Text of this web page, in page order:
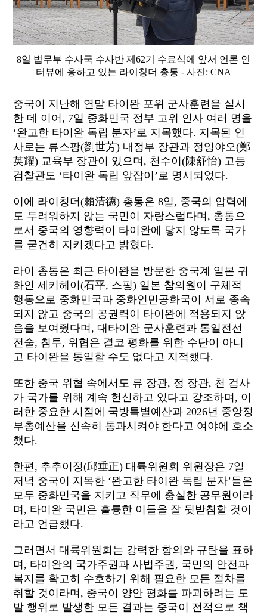
8일 법무부 수사국 수사반 제62기 수료식에 앞서 언론 인
터뷰에 응하고 있는 라이칭더 총통 - 사진: CNA
중국이 지난해 연말 타이완 포위 군사훈련을 실시
한 데 이어, 7일 중화민국 정부 고위 인사 여러 명을
‘완고한 타이완 독립 분자’로 지목했다. 지목된 인
사로는 류스팡(劉世芳) 내정부 장관과 정잉야오(鄭
英耀) 교육부 장관이 있으며, 천수이(陳舒怡) 고등
검찰관도 ‘타이완 독립 앞잡이’로 명시되었다.
이에 라이칭더(賴清德) 총통은 8일, 중국의 압력에
도 두려워하지 않는 국민이 자랑스럽다며, 총통으
로서 중국의 영향력이 타이완에 닿지 않도록 국가
를 굳건히 지키겠다고 밝혔다.
라이 총통은 최근 타이완을 방문한 중국계 일본 귀
화인 세키헤이(石平, 스핑) 일본 참의원이 구체적
행동으로 중화민국과 중화인민공화국이 서로 종속
되지 않고 중국의 공권력이 타이완에 적용되지 않
음을 보여줬다며, 대타이완 군사훈련과 통일전선
전술, 침투, 위협은 결코 평화를 위한 수단이 아니
고 타이완을 통일할 수도 없다고 지적했다.
또한 중국 위협 속에서도 류 장관, 정 장관, 천 검사
가 국가를 위해 계속 헌신하고 있다고 강조하며, 이
러한 중요한 시점에 국방특별예산과 2026년 중앙정
부총예산을 신속히 통과시켜야 한다고 여야에 호소
했다.
한편, 추추이정(邱垂正) 대륙위원회 위원장은 7일
저녁 중국이 지목한 ‘완고한 타이완 독립 분자’들은
모두 중화민국을 지키고 직무에 충실한 공무원이라
며, 타이완 국민은 훌륭한 이들을 잘 뒷받침할 것이
라고 언급했다.
그러면서 대륙위원회는 강력한 항의와 규탄을 표하
며, 타이완의 국가주권과 사법주권, 국민의 안전과
복지를 확고히 수호하기 위해 필요한 모든 절차를
취할 것이라며, 중국이 양안 평화를 파괴하려는 도
발 행위로 발생한 모든 결과는 중국이 전적으로 책